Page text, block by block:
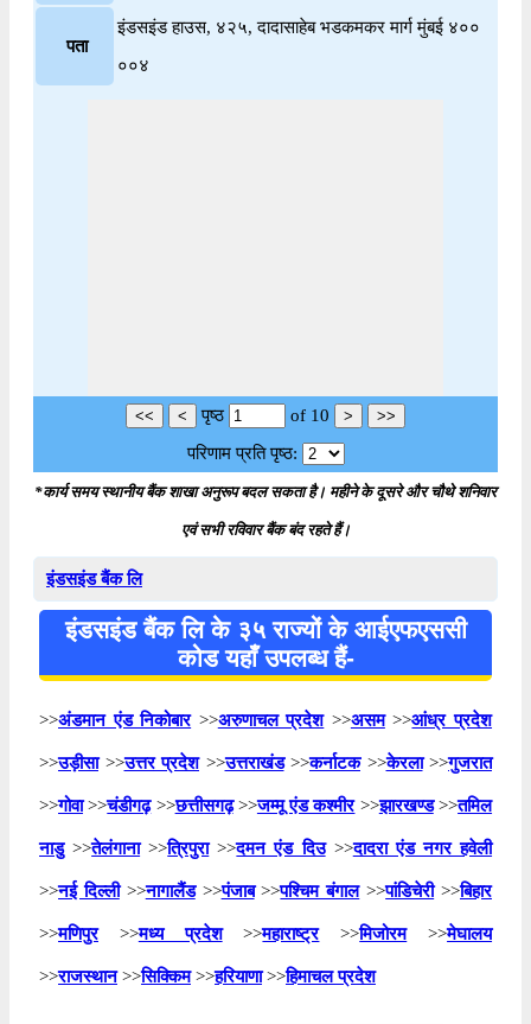
पता
इंडसइंड हाउस, ४२५, दादासाहेब भडकमकर मार्ग मुंबई ४००
००४
पृष्ठ of 10
परिणाम प्रति पृष्ठ:
*कार्य समय स्थानीय बैंक शाखा अनुरूप बदल सकता है। महीने के दूसरे और चौथे शनिवार
एवं सभी रविवार बैंक बंद रहते हैं।
इंडसइंड बैंक लि
इंडसइंड बैंक लि के ३५ राज्यों के आईएफएससी
कोड यहाँ उपलब्ध हैं-
>>अंडमान एंड निकोबार>>अरुणाचल प्रदेश>>असम>>आंध्र प्रदेश
>>उड़ीसा>>उत्तर प्रदेश>>उत्तराखंड>>कर्नाटक>>केरला>>गुजरात
>>गोवा>>चंडीगढ़>>छत्तीसगढ़>>जम्मू एंड कश्मीर>>झारखण्ड>>तमिल
नाडु>>तेलंगाना>>त्रिपुरा>>दमन एंड दिउ>>दादरा एंड नगर हवेली
>>नई दिल्ली>>नागालैंड>>पंजाब>>पश्चिम बंगाल>>पांडिचेरी>>बिहार
>>मणिपुर>>मध्य प्रदेश>>महाराष्ट्र>>मिजोरम>>मेघालय
>>राजस्थान>>सिक्किम>>हरियाणा>>हिमाचल प्रदेश